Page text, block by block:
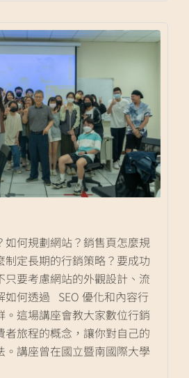
如何規劃網站？銷售頁怎麼規
制定長期的行銷策略？要成功
只要考慮網站的外觀設計、流
如何透過 SEO 優化和內容行
。這場講座會教大家數位行銷
者旅程的概念，讓你對自己的
。講座曾在國立暨南國際大學